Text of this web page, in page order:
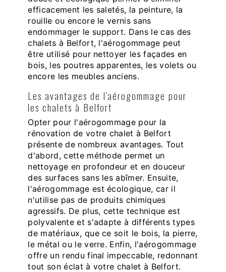
efficacement les saletés, la peinture, la
rouille ou encore le vernis sans
endommager le support. Dans le cas des
chalets à Belfort, l'aérogommage peut
être utilisé pour nettoyer les façades en
bois, les poutres apparentes, les volets ou
encore les meubles anciens.
Les avantages de l'aérogommage pour
les chalets à Belfort
Opter pour l'aérogommage pour la
rénovation de votre chalet à Belfort
présente de nombreux avantages. Tout
d'abord, cette méthode permet un
nettoyage en profondeur et en douceur
des surfaces sans les abîmer. Ensuite,
l'aérogommage est écologique, car il
n'utilise pas de produits chimiques
agressifs. De plus, cette technique est
polyvalente et s'adapte à différents types
de matériaux, que ce soit le bois, la pierre,
le métal ou le verre. Enfin, l'aérogommage
offre un rendu final impeccable, redonnant
tout son éclat à votre chalet à Belfort.